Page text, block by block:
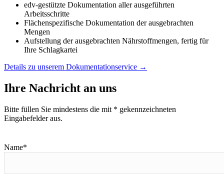
edv-gestützte Dokumentation aller ausgeführten
Arbeitsschritte
Flächenspezifische Dokumentation der ausgebrachten
Mengen
Aufstellung der ausgebrachten Nährstoffmengen, fertig für
Ihre Schlagkartei
Details zu unserem Dokumentationservice →
Ihre Nachricht an uns
Bitte füllen Sie mindestens die mit * gekennzeichneten
Eingabefelder aus.
Name*